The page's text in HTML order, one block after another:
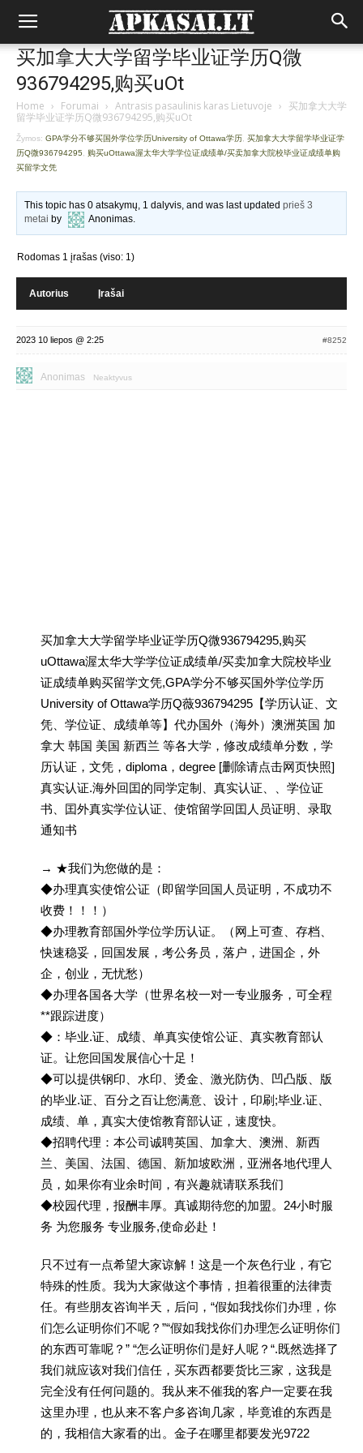
买加拿大大学留学毕业证学历Q微
936794295,购买uOt
Home › Forumai › Antrasis pasaulinis karas Lietuvoje › 买加拿大大学
留学毕业证学历Q微936794295,购买uOt
Žymos: GPA学分不够买国外学位学历University of Ottawa学历 买加拿大大学留学毕业证学
历Q微936794295
购买uOttawa渥太华大学学位证成绩单/买卖加拿大院校毕业证成绩单购
买留学文凭
This topic has 0 atsakymų, 1 dalyvis, and was last updatedprieš 3
metai by Anonimas.
Rodomas 1 įrašas (viso: 1)
Autorius Įrašai
2023 10 liepos @ 2:25 #8252
Anonimas Neaktyvus
买加拿大大学留学毕业证学历Q微936794295,购买
uOttawa渥太华大学学位证成绩单/买卖加拿大院校毕业
证成绩单购买留学文凭,GPA学分不够买国外学位学历
University of Ottawa学历Q薇936794295【学历认证、文
凭、学位证、成绩单等】代办国外（海外）澳洲英国 加
拿大 韩国 美国 新西兰 等各大学，修改成绩单分数，学
历认证，文凭，diploma，degree [删除请点击网页快照]
真实认证.海外回囯的同学定制、真实认证、、学位证
书、囯外真实学位认证、使馆留学回囯人员证明、录取
通知书
→ ★我们为您做的是：
◆办理真实使馆公证（即留学回国人员证明，不成功不
收费！！！）
◆办理教育部国外学位学历认证。（网上可查、存档、
快速稳妥，回国发展，考公务员，落户，进国企，外
企，创业，无忧愁）
◆办理各国各大学（世界名校一对一专业服务，可全程
**跟踪进度）
◆：毕业.证、成绩、单真实使馆公证、真实教育部认
证。让您回国发展信心十足！
◆可以提供钢印、水印、烫金、激光防伪、凹凸版、版
的毕业.证、百分之百让您满意、设计，印刷;毕业.证、
成绩、单，真实大使馆教育部认证，速度快。
◆招聘代理：本公司诚聘英国、加拿大、澳洲、新西
兰、美国、法国、德国、新加坡欧洲，亚洲各地代理人
员，如果你有业余时间，有兴趣就请联系我们
◆校园代理，报酬丰厚。真诚期待您的加盟。24小时服
务 为您服务 专业服务,使命必赴！
只不过有一点希望大家谅解！这是一个灰色行业，有它
特殊的性质。我为大家做这个事情，担着很重的法律责
任。有些朋友咨询半天，后问，“假如我找你们办理，你
们怎么证明你们不呢？”“假如我找你们办理怎么证明你们
的东西可靠呢？” “怎么证明你们是好人呢？“.既然选择了
我们就应该对我们信任，买东西都要货比三家，这我是
完全没有任何问题的。我从来不催我的客户一定要在我
这里办理，也从来不客户多咨询几家，毕竟谁的东西是
的，我相信大家看的出。金子在哪里都要发光9722